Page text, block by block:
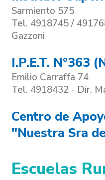
Sarmiento 575
Tel. 4918745 /
Gazzoni
I.P.E.T. N°363
Emilio Carraffa 74
Tel. 4918432 - Dir.
Centro de
"Nuestra Sra
Escuelas